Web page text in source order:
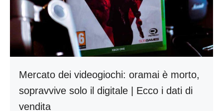
Mercato dei videogiochi: oramai è morto,
sopravvive solo il digitale | Ecco i dati di
vendita